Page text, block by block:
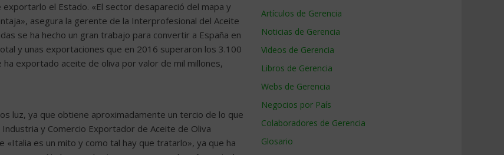
el Estado. «El sector desapareció del mapa y
asegura la gerente de la Interprofesional del Aceite
se ha hecho un gran trabajo para convertir a España en
y unas exportaciones que en 2016 superaron los 3.100
exportado aceite de oliva por valor de mil millones,
luz, ya que obtiene aproximadamente un tercio de lo que
y Comercio Exportador de Aceite de Oliva
«Italia es un mito y como tal hay que tratarlo», ya que ha
Artículos de Gerencia
Noticias de Gerencia
Videos de Gerencia
Libros de Gerencia
Webs de Gerencia
Negocios por País
Colaboradores de Gerencia
Glosario